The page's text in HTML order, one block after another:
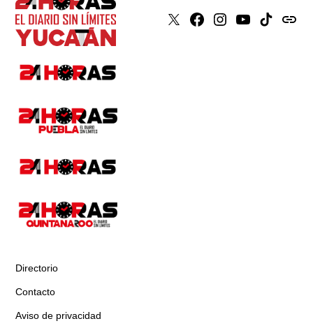
X Faceboook
Instagram
YoutubeTiktokissuu
Directorio
Contacto
Aviso de privacidad